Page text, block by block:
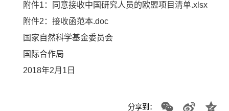
附件1：同意接收中国研究人员的欧盟项目清单.xlsx
附件2：接收函范本.doc
国家自然科学基金委员会
国际合作局
2018年2月1日
分享到：